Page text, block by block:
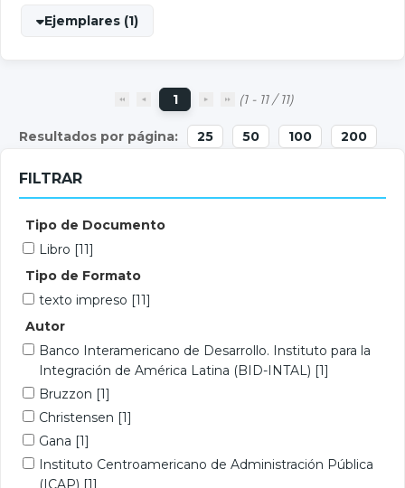
Ejemplares (1)
1 (1 - 11 / 11)
25 50 100 200
FILTRAR
Tipo de Documento
Libro [11]
Tipo de Formato
texto impreso [11]
Autor
Banco Interamericano de Desarrollo. Instituto para la
Integración de América Latina (BID-INTAL) [1]
Bruzzon [1]
Christensen [1]
Gana [1]
Instituto Centroamericano de Administración Pública
(ICAP) [1]